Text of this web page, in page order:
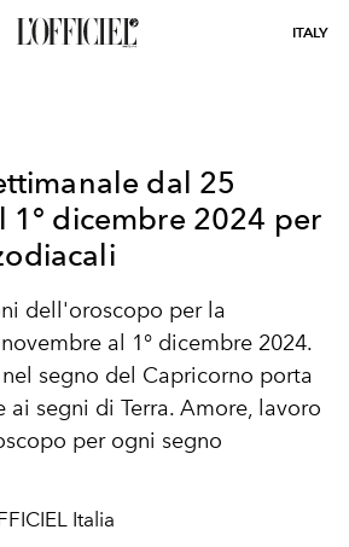
ITALY
dal 25
1° dicembre 2024 per
dell'oroscopo per la
al 1° dicembre 2024.
segno del Capricorno porta
ai segni di Terra. Amore, lavoro
per ogni segno
Italia